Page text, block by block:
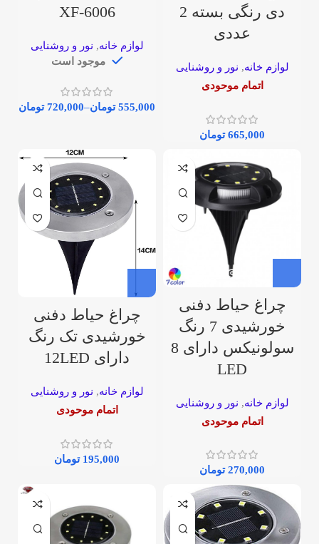
دی رنگی بسته 2
عددی
لوازم خانه, نور و روشنایی
اتمام موحودی
665,000 تومان
XF-6006
لوازم خانه, نور و روشنایی
موجود است
555,000 تومان–
720,000 تومان
چراغ حیاط دفنی
خورشیدی 7 رنگ
سولونیکس دارای 8
LED
لوازم خانه, نور و روشنایی
اتمام موحودی
270,000 تومان
چراغ حیاط دفنی
خورشیدی تک رنگ
دارای 12LED
لوازم خانه, نور و روشنایی
اتمام موحودی
195,000 تومان